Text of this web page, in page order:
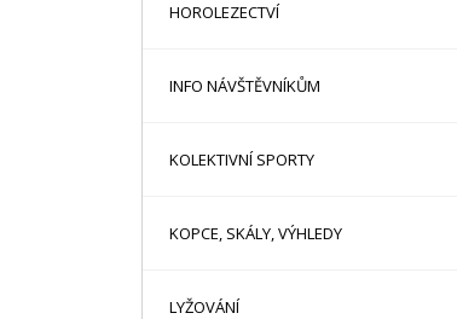
HOROLEZECTVÍ
INFO NÁVŠTĚVNÍKŮM
KOLEKTIVNÍ SPORTY
KOPCE, SKÁLY, VÝHLEDY
LYŽOVÁNÍ